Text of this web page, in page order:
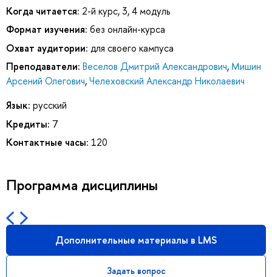
Когда читается: 2-й курс, 3, 4 модуль
Формат изучения: без онлайн-курса
Охват аудитории: для своего кампуса
Преподаватели: Веселов Дмитрий Александрович, Мишин
Арсений Олегович,Челеховский Александр Николаевич
Язык: русский
Кредиты: 7
Контактные часы: 120
Программа дисциплины
Дополнительные материалы в LMS
Задать вопрос